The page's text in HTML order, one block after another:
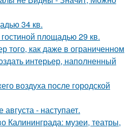
34 кв.
гостиной площадью 29 кв.
того, как даже в ограниченном
интерьер, наполненный
воздуха после городской
- наступает.
Калининграда: музеи, театры,